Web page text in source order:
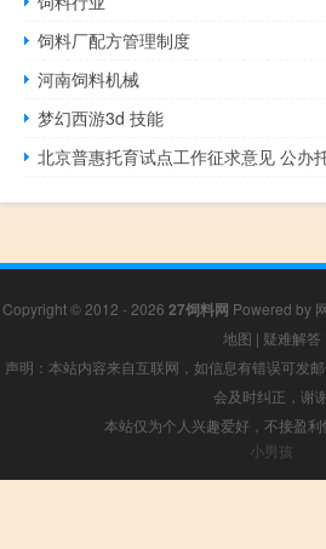
饲料厂配方管理制度
河南饲料机械
梦幻西游3d 技能
北京普惠托育试点工作征求意见 公办
Copyright © 2012 - 2026 27饲料网 Powered by
地图 | 疑难解答
声明：本站内容来自互联网，如信息有错误可发
会及时纠正，谢
本站仅为个人兴趣爱好，不接盈
小男孩